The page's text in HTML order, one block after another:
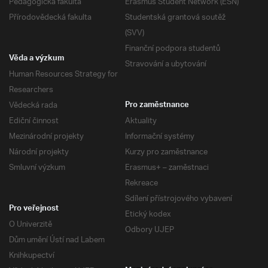
Přírodovědecká fakulta
Studentská grantová soutěž
(SVV)
Finanční podpora studentů
Stravování a ubytování
Věda a výzkum
Human Resources Strategy for
Researchers
Vědecká rada
Ediční činnost
Mezinárodní projekty
Národní projekty
Smluvní výzkum
Pro zaměstnance
Aktuality
Informační systémy
Kurzy pro zaměstnance
Erasmus+ – zaměstnaci
Rekreace
Sdílení přístrojového vybavení
Etický kodex
Odbory UJEP
Pro veřejnost
O Univerzitě
Dům umění Ústí nad Labem
Knihkupectví